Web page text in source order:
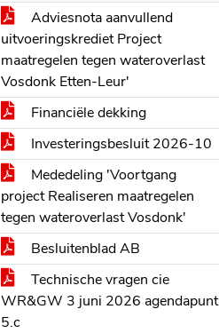
Adviesnota aanvullend
uitvoeringskrediet Project
maatregelen tegen wateroverlast
Vosdonk Etten-Leur'
Financiële dekking
Investeringsbesluit 2026-10
Mededeling 'Voortgang
project Realiseren maatregelen
tegen wateroverlast Vosdonk'
Besluitenblad AB
Technische vragen cie
WR&GW 3 juni 2026 agendapunt
5.c